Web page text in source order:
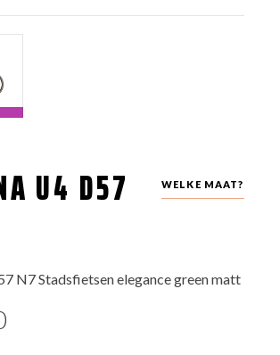
WELKE MAAT?
U4 D57
N7 Stadsfietsen elegance green matt